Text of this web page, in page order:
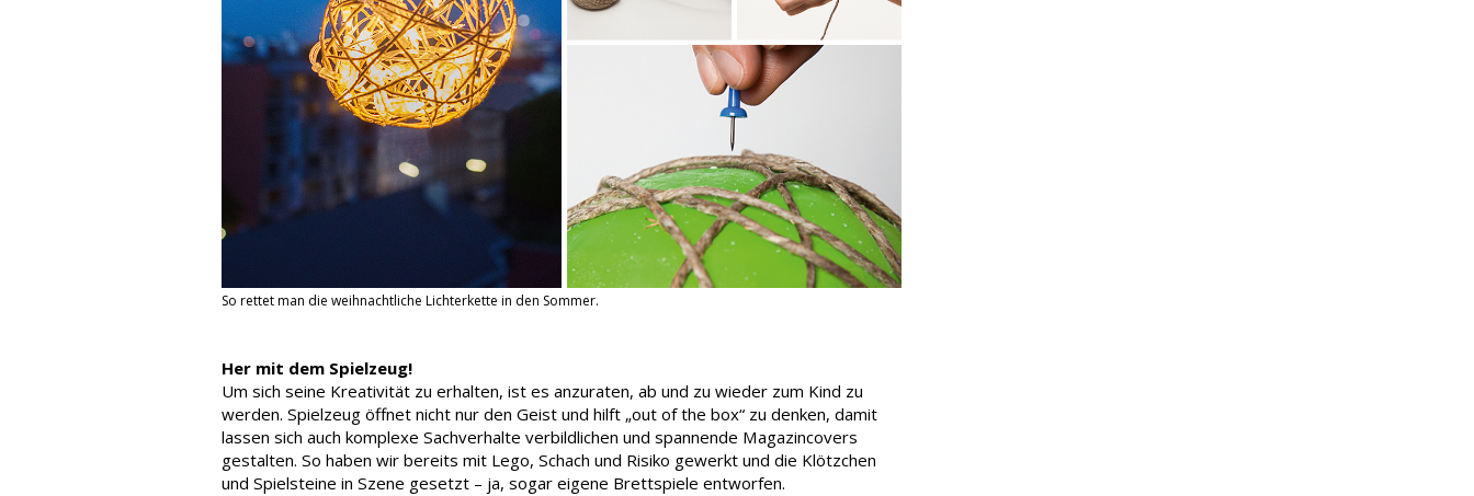
So rettet man die weihnachtliche Lichterkette in den Sommer.
Her mit dem Spielzeug!
Um sich seine Kreativität zu erhalten, ist es anzuraten, ab und zu wieder zum Kind zu
werden. Spielzeug öffnet nicht nur den Geist und hilft „out of the box“ zu denken, damit
lassen sich auch komplexe Sachverhalte verbildlichen und spannende Magazincovers
gestalten. So haben wir bereits mit Lego, Schach und Risiko gewerkt und die Klötzchen
und Spielsteine in Szene gesetzt – ja, sogar eigene Brettspiele entworfen.